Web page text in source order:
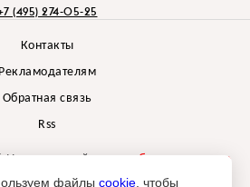
(495) 274-05-25
Контакты
Рекламодателям
Обратная связь
Rss
Независимый проектбрендингового
Depot
файлы cookie , чтобы